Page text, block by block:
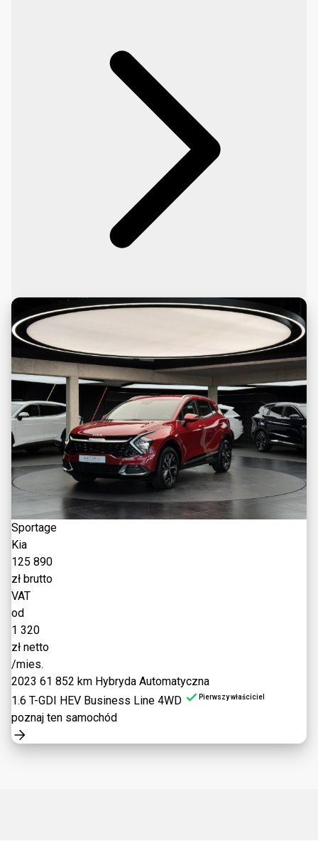
Sportage
Kia
125 890
zł brutto
VAT
od
1 320
zł netto
/mies.
2023 61 852 km Hybryda Automatyczna
1.6 T-GDI HEV Business Line 4WD
Pierwszy właściciel
poznaj ten samochód